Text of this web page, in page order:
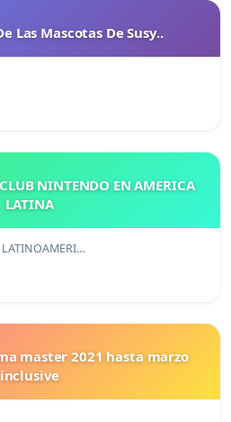
Las Mascotas De Susy..
NINTENDO EN AMERICA
LATINA
LATINOAMERI…
master 2021 hasta marzo
inclusive